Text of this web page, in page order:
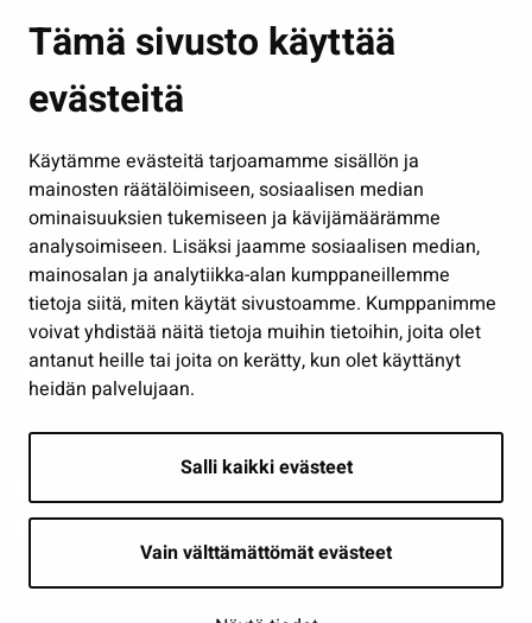
Tämä sivusto käyttää
evästeitä
Käytämme evästeitä tarjoamamme sisällön ja
mainosten räätälöimiseen, sosiaalisen median
ominaisuuksien tukemiseen ja kävijämäärämme
analysoimiseen. Lisäksi jaamme sosiaalisen median,
mainosalan ja analytiikka-alan kumppaneillemme
tietoja siitä, miten käytät sivustoamme. Kumppanimme
voivat yhdistää näitä tietoja muihin tietoihin, joita olet
antanut heille tai joita on kerätty, kun olet käyttänyt
heidän palvelujaan.
Salli kaikki evästeet
Vain välttämättömät evästeet
Kasvatus ja opetus
Kulttuuri ja liikunta
Työ ja yrittäminen
Osallistu ja asioi
Näytä omat evästeasetukseni
Seuraa meitä